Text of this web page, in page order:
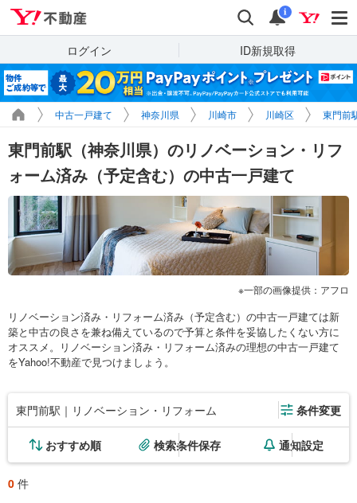
検索 通知
i
ログイン ID新規取得
中古一戸建て 神奈川県 川崎市 川崎区 東門前
東門前駅（神奈川県）のリノベーション・リフ
ォーム済み（予定含む）の中古一戸建て
一部の画像提供：アフロ
リノベーション済み・リフォーム済み（予定含む）の中古一戸建ては新
築と中古の良さを兼ね備えているので予算と条件を妥協したくない方に
オススメ。リノベーション済み・リフォーム済みの理想の中古一戸建て
をYahoo!不動産で見つけましょう。
東門前駅｜リノベーション・リフォーム 条件変更
おすすめ順 検索条件保存 通知設定
0 件